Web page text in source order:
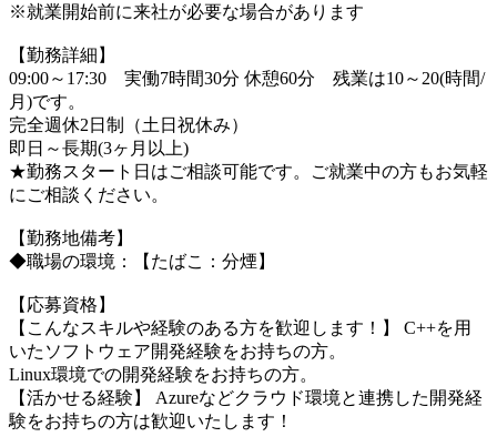
※就業開始前に来社が必要な場合があります
【勤務詳細】
09:00～17:30 実働7時間30分 休憩60分 残業は10～20(時間/
月)です。
完全週休2日制（土日祝休み）
即日～長期(3ヶ月以上)
★勤務スタート日はご相談可能です。ご就業中の方もお気軽
にご相談ください。
【勤務地備考】
◆職場の環境：【たばこ：分煙】
【応募資格】
【こんなスキルや経験のある方を歓迎します！】 C++を用
いたソフトウェア開発経験をお持ちの方。
Linux環境での開発経験をお持ちの方。
【活かせる経験】 Azureなどクラウド環境と連携した開発経
験をお持ちの方は歓迎いたします！